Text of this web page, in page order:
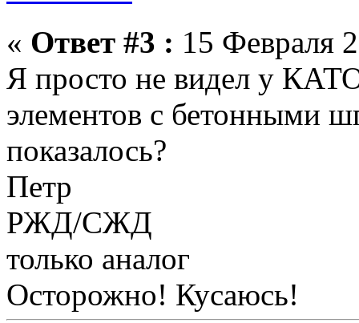
« Ответ #3 : 15 Февраля
Я просто не видел у
элементов с бетонными
показалось?
Петр
РЖД/СЖД
только аналог
Осторожно! Кусаюсь!